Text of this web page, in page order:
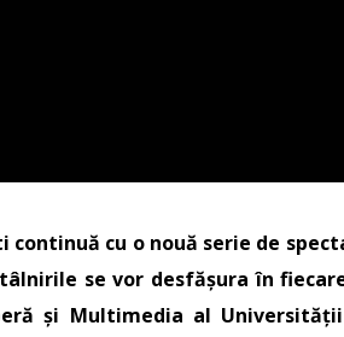
continuă cu o nouă serie de
se vor desfășura în
și Multimedia al